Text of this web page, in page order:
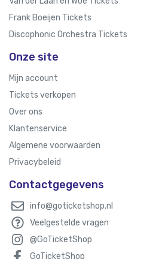
Frank Boeijen Tickets
Discophonic Orchestra Tickets
Onze site
Mijn account
Tickets verkopen
Over ons
Klantenservice
Algemene voorwaarden
Privacybeleid
Contactgegevens
info@goticketshop.nl
Veelgestelde vragen
@GoTicketShop
GoTicketShop